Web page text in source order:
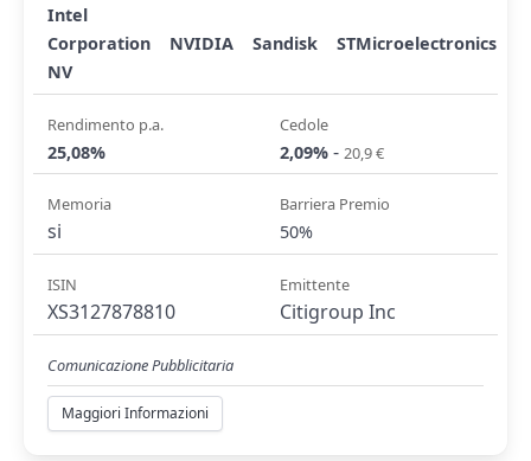
Intel
Corporation
NVIDIA Sandisk
STMicroelectronics
NV
Rendimento p.a.
25,08%
Cedole
2,09% - 20,9 €
Memoria
si
Barriera Premio
50%
ISIN
XS3127878810
Emittente
Citigroup Inc
Comunicazione Pubblicitaria
Maggiori Informazioni